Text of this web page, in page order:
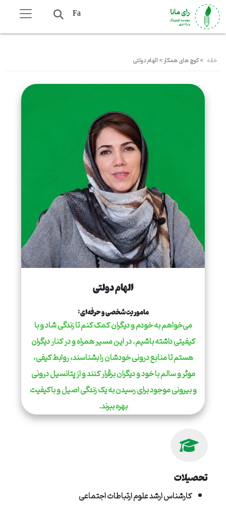
Fa
خانه >کوچ های همکار>الهام دولتی
الهام دولتی
ماموریت شخصی و حرفه‌ای:
می‌خواهم به خودم و دیگران کمک کنم تا زندگی شاد و با
کیفیتی داشته باشیم. در این مسیر همراه و در کنار دیگران
هستم تا منابع درونی خودشان را بشناسند، روابط کیفی،
موثر و سالم با خود و دیگران برقرار کنند و از پتانسیل درونی
و بیرونی موجود برای رسیدن به یک زندگی اصیل و باکیفیت
بهره ببرند.
تحصیلات
کارشناس ارشد علوم ارتباطات اجتماعی